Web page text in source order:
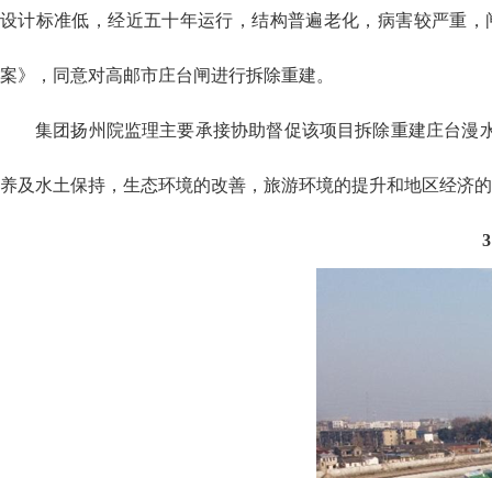
设计标准低，经近五十年运行，结构普遍老化，病害较严重
案》，同意对高邮市庄台闸进行拆除重建。
集团扬州院监理主要承接协助督促该项目拆除重建庄台
养及水土保持，生态环境的改善，旅游环境的提升和地区经济